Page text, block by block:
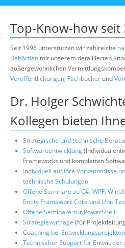
Über uns
Suche
Top-Know-how seit
Seit 1996 unterstützen wir zahlreiche
Behörden mit unserem detaillierten
außergewöhnlichen
Veröffentlichungen, Fachbücher und
Dr. Holger
Kollegen bieten
Strategische und technische
Softwareentwicklung
Frameworks und kompletten
Individuell auf Ihre Vorkenntnisse
technische Schulungen
Offene Seminare zu C#, WPF,
Entity Framework Core und Unit
Offene Seminare zur PowerShell
Strategievorträge (für
Coaching bei Entwicklungsprojekten
Technischer Support für